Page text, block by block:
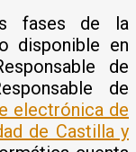
fases de la
disponible en
de
de
electrónica de
de Castilla y